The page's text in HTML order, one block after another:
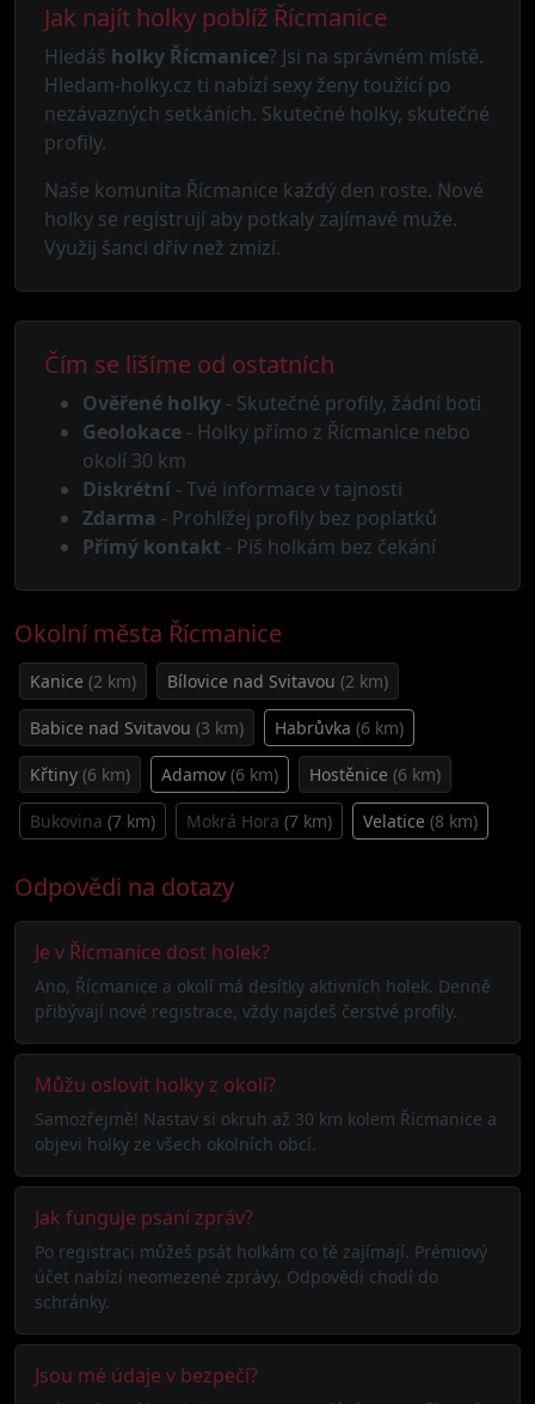
Jak najít holky poblíž Řícmanice
Hledáš holky Řícmanice? Jsi na správném místě.
Hledam-holky.cz ti nabízí sexy ženy toužící po
nezávazných setkáních. Skutečné holky, skutečné
profily.
Naše komunita Řícmanice každý den roste. Nové
holky se registrují aby potkaly zajímavé muže.
Využij šanci dřív než zmizí.
Čím se lišíme od ostatních
Ověřené holky - Skutečné profily, žádní boti
Geolokace - Holky přímo z Řícmanice nebo
okolí 30 km
Diskrétní - Tvé informace v tajnosti
Zdarma - Prohlížej profily bez poplatků
Přímý kontakt - Piš holkám bez čekání
Okolní města Řícmanice
Kanice (2 km) Bílovice nad Svitavou (2 km)
Babice nad Svitavou (3 km) Habrůvka (6 km)
Křtiny (6 km) Adamov (6 km) Hostěnice (6 km)
Bukovina (7 km) Mokrá Hora (7 km) Velatice (8 km)
Odpovědi na dotazy
Je v Řícmanice dost holek?
Ano, Řícmanice a okolí má desítky aktivních holek. Denně
přibývají nové registrace, vždy najdeš čerstvé profily.
Můžu oslovit holky z okolí?
Samozřejmě! Nastav si okruh až 30 km kolem Řícmanice a
objevi holky ze všech okolních obcí.
Jak funguje psaní zpráv?
Po registraci můžeš psát holkám co tě zajímají. Prémiový
účet nabízí neomezené zprávy. Odpovědi chodí do
schránky.
Jsou mé údaje v bezpečí?